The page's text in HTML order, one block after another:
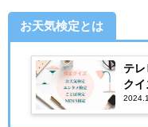
お天気検定とは
テ
クイ